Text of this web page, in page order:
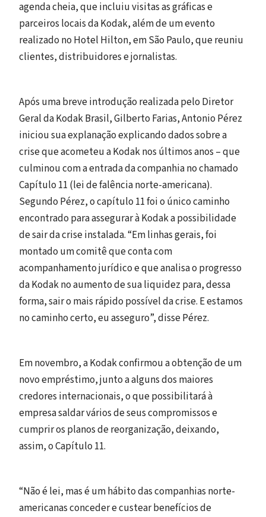
agenda cheia, que incluiu visitas as gráficas e
parceiros locais da Kodak, além de um evento
realizado no Hotel Hilton, em São Paulo, que reuniu
clientes, distribuidores e jornalistas.
Após uma breve introdução realizada pelo Diretor
Geral da Kodak Brasil, Gilberto Farias, Antonio Pérez
iniciou sua explanação explicando dados sobre a
crise que acometeu a Kodak nos últimos anos – que
culminou com a entrada da companhia no chamado
Capítulo 11 (lei de falência norte-americana).
Segundo Pérez, o capítulo 11 foi o único caminho
encontrado para assegurar à Kodak a possibilidade
de sair da crise instalada. “Em linhas gerais, foi
montado um comitê que conta com
acompanhamento jurídico e que analisa o progresso
da Kodak no aumento de sua liquidez para, dessa
forma, sair o mais rápido possível da crise. E estamos
no caminho certo, eu asseguro”, disse Pérez.
Em novembro, a Kodak confirmou a obtenção de um
novo empréstimo, junto a alguns dos maiores
credores internacionais, o que possibilitará à
empresa saldar vários de seus compromissos e
cumprir os planos de reorganização, deixando,
assim, o Capítulo 11.
“Não é lei, mas é um hábito das companhias norte-
americanas conceder e custear benefícios de